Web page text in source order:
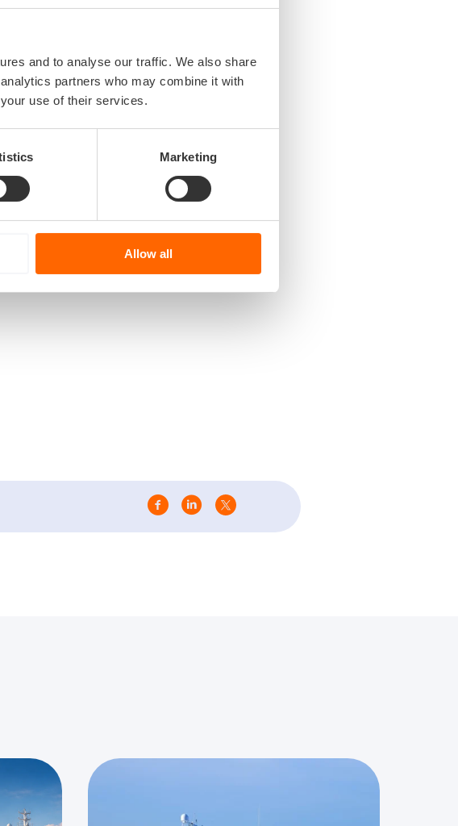
and to analyse our traffic. We also share
partners who may combine it with
use of their services.
Marketing
Allow all
bedrijven uit beide landen aan slimme
steeds grotere rol. Cybersecurity is
samenwerking wordt de komende
mee.